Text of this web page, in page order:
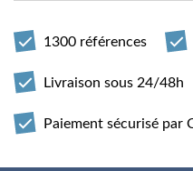
1300 références
Livraison sous 24/48h
Paiement sécurisé par